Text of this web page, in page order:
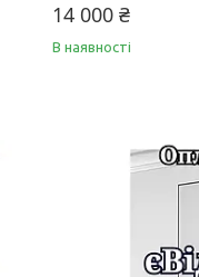
14 000 ₴
В наявності